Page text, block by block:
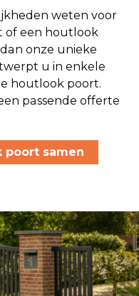
weten voor
of een houtlook
onze unieke
u in enkele
houtlook poort.
passende offerte
poort samen